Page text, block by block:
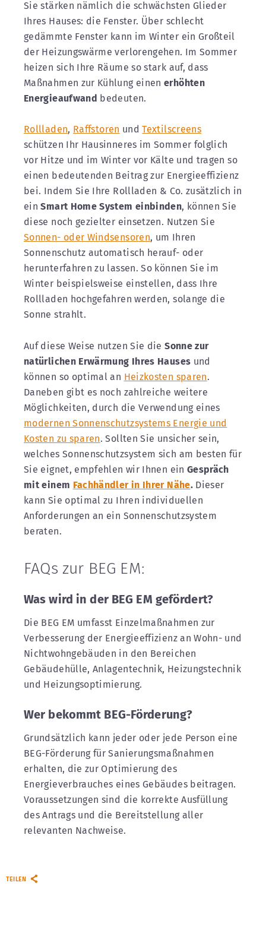
Sie stärken nämlich die schwächsten Glieder
Ihres Hauses: die Fenster. Über schlecht
gedämmte Fenster kann im Winter ein Großteil
der Heizungswärme verlorengehen. Im Sommer
heizen sich Ihre Räume so stark auf, dass
Maßnahmen zur Kühlung einenerhöhten
Energieaufwand bedeuten.
Rollladen, Raffstoren undTextilscreens
schützen Ihr Hausinneres im Sommer folglich
vor Hitze und im Winter vor Kälte und tragen so
einen bedeutenden Beitrag zur Energieeffizienz
bei. Indem Sie Ihre Rollladen & Co. zusätzlich in
einSmart Home System einbinden, können Sie
diese noch gezielter einsetzen. Nutzen Sie
Sonnen- oder Windsensoren, um Ihren
Sonnenschutz automatisch herauf- oder
herunterfahren zu lassen. So können Sie im
Winter beispielsweise einstellen, dass Ihre
Rollladen hochgefahren werden, solange die
Sonne strahlt.
Auf diese Weise nutzen Sie dieSonne zur
natürlichen Erwärmung Ihres Hauses und
können so optimal an Heizkosten sparen.
Daneben gibt es noch zahlreiche weitere
Möglichkeiten, durch die Verwendung eines
modernen Sonnenschutzsystems Energie und
Kosten zu sparen. Sollten Sie unsicher sein,
welches Sonnenschutzsystem sich am besten für
Sie eignet, empfehlen wir Ihnen ein Gespräch
mit einem Fachhändler in Ihrer Nähe.Dieser
kann Sie optimal zu Ihren individuellen
Anforderungen an ein Sonnenschutzsystem
beraten.
FAQs zur BEG EM:
Was wird in der BEG EM gefördert?
Die BEG EM umfasst Einzelmaßnahmen zur
Verbesserung der Energieeffizienz an Wohn- und
Nichtwohngebäuden in den Bereichen
Gebäudehülle, Anlagentechnik, Heizungstechnik
und Heizungsoptimierung.
Wer bekommt BEG-Förderung?
Grundsätzlich kann jeder oder jede Person eine
BEG-Förderung für Sanierungsmaßnahmen
erhalten, die zur Optimierung des
Energieverbrauches eines Gebäudes beitragen.
Voraussetzungen sind die korrekte Ausfüllung
des Antrags und die Bereitstellung aller
relevanten Nachweise.
TEILEN